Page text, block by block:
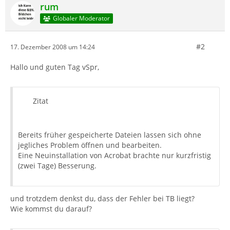
rum
Globaler Moderator
17. Dezember 2008 um 14:24 #2
Hallo und guten Tag vSpr,
Zitat
Bereits früher gespeicherte Dateien lassen sich ohne
jegliches Problem öffnen und bearbeiten.
Eine Neuinstallation von Acrobat brachte nur kurzfristig
(zwei Tage) Besserung.
und trotzdem denkst du, dass der Fehler bei TB liegt?
Wie kommst du darauf?